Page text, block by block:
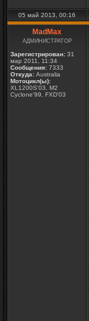
05 май 2013, 00:16
MadMax
АДМИНИСТРАТОР
Зарегистрирован: 31
мар 2011, 11:34
Сообщения: 7333
Откуда: Australia
Мотоцикл(ы):
XL1200S'03, M2
Cyclone'99, FXD'03